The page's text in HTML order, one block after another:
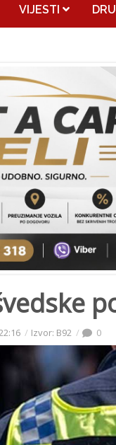
VIJESTI
Izvor: B92 0